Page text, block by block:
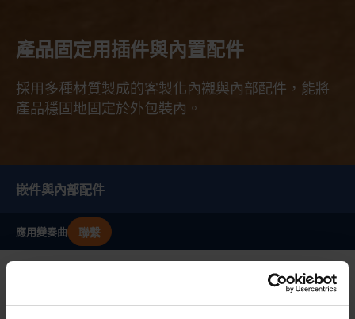
產品固定用插件與內置配件
採用多種材質製成的客製化內襯與內部配件，能將
產品穩固地固定於外包裝內。
嵌件與內部配件
應用變奏曲 聯繫